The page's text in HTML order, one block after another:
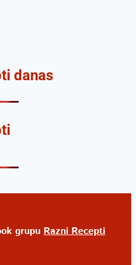
danas
grupu Razni Recepti